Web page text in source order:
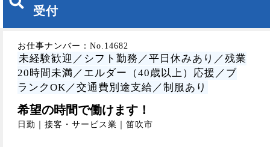
受付
お仕事ナンバー：No.14682
未経験歓迎／シフト勤務／平日休みあり／残業
20時間未満／エルダー（40歳以上）応援／ブ
ランクOK／交通費別途支給／制服あり
希望の時間で働けます！
日勤｜接客・サービス業｜笛吹市